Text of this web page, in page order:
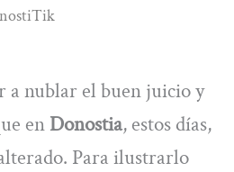
a nublar el buen juicio y
en Donostia, estos días,
Para ilustrarlo